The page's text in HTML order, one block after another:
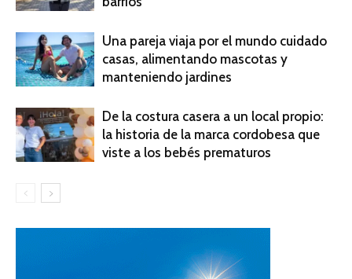
Una pareja viaja por el mundo cuidado
casas, alimentando mascotas y
manteniendo jardines
De la costura casera a un local propio:
la historia de la marca cordobesa que
viste a los bebés prematuros